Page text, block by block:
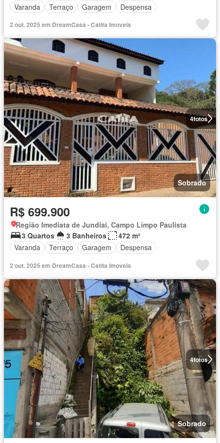
Varanda Terraço Garagem Despensa
2 out. 2025 em DreamCasa - Catita Imoveis
4fotos
Sobrado
R$ 699.900
Região Imediata de Jundiaí, Campo Limpo Paulista
3 Quartos
3 Banheiros
472 m²
Varanda
Terraço Garagem Despensa
2 out. 2025 em DreamCasa - Catita Imoveis
4fotos
Sobrado